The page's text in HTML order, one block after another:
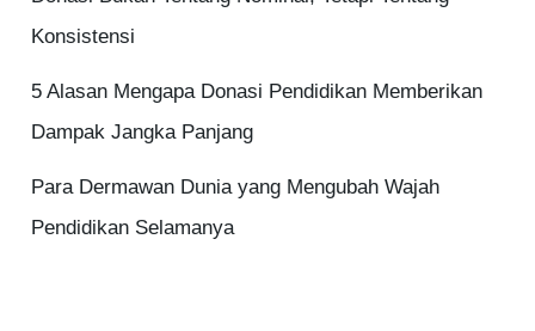
Konsistensi
5 Alasan Mengapa Donasi Pendidikan Memberikan
Dampak Jangka Panjang
Para Dermawan Dunia yang Mengubah Wajah
Pendidikan Selamanya